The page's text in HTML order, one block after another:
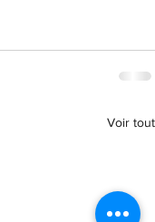
Voir tout